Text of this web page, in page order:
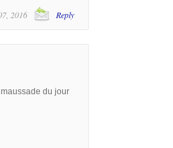
2016 Reply
du jour